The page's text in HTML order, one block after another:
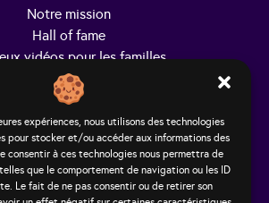
expériences, nous utilisons des technologies
pour stocker et/ou accéder aux informations des
consentir à ces technologies nous permettra de
que le comportement de navigation ou les ID
Le fait de ne pas consentir ou de retirer son
Notre mission
Hall of fame
vidéos pour les familles
Trouver Helpy
Le studio
65, rue Hénon
69004 Lyon - France